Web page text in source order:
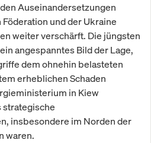
Auseinandersetzungen
und der Ukraine
weiter verschärft. Die jüngsten
angespanntes Bild der Lage,
dem ohnehin belasteten
erheblichen Schaden
in Kiew
strategische
insbesondere im Norden der
waren.